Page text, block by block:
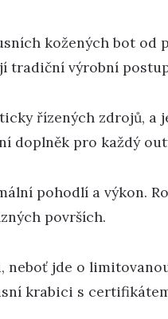
kožených bot
výrobní
řízených zdrojů,
doplněk pro každý
pohodlí a výkon.
površích.
jde o
krabici s